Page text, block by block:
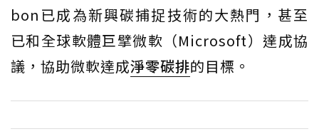
bon已成為新興碳捕捉技術的大熱門，甚至
已和全球軟體巨擘微軟（Microsoft）達成協
議，協助微軟達成淨零碳排的目標。